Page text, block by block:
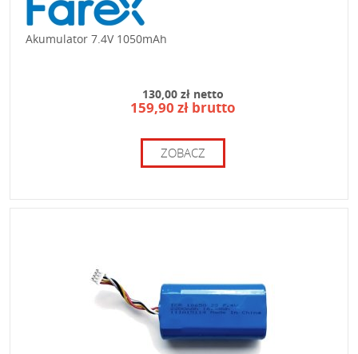
Akumulator 7.4V 1050mAh
130,00 zł netto
159,90 zł brutto
ZOBACZ